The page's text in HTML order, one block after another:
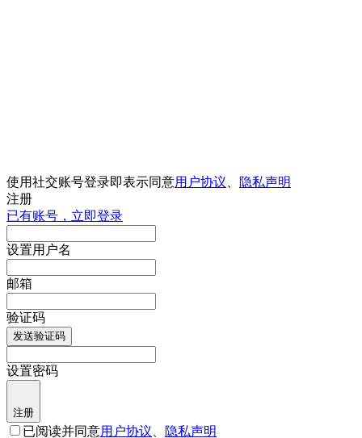
使用社交账号登录即表示同意用户协议
隐私声明
注册
已有账号，立即登录
设置用户名
邮箱
验证码
发送验证码
设置密码
注册
已阅读并同意用户协议 隐私声明